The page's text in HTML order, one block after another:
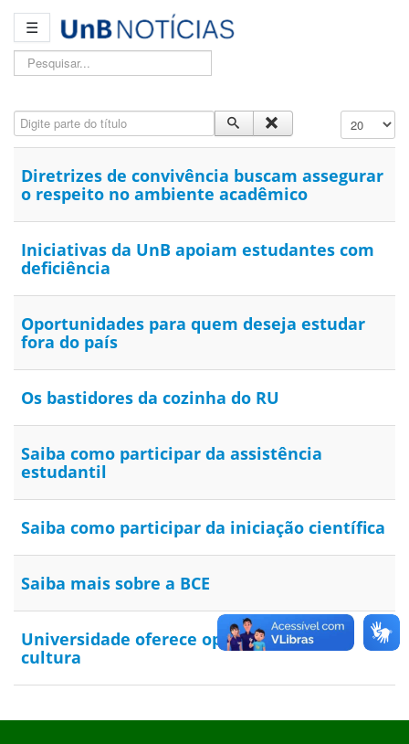
☰
Pesquisar...
Digite parte do título Exibir #
Diretrizes de convivência buscam assegurar
o respeito no ambiente acadêmico
Iniciativas da UnB apoiam estudantes com
deficiência
Oportunidades para quem deseja estudar
fora do país
Os bastidores da cozinha do RU
Saiba como participar da assistência
estudantil
Saiba como participar da iniciação científica
Saiba mais sobre a BCE
Universidade oferece opções em arte e
cultura